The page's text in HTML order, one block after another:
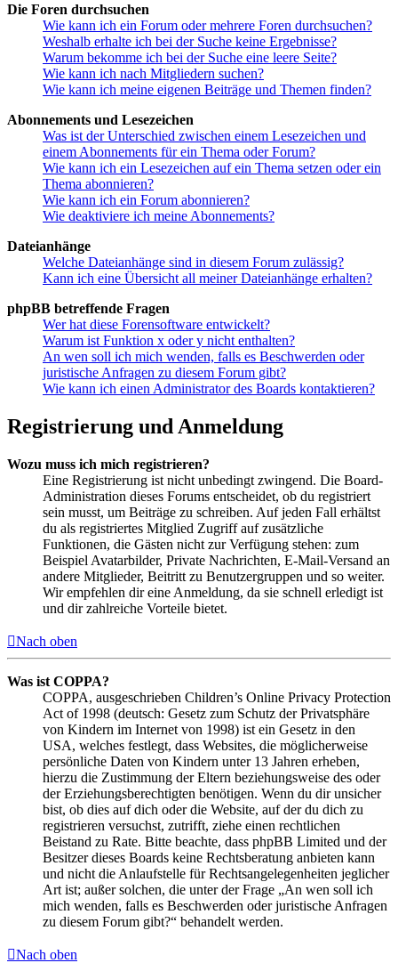
Die Foren durchsuchen
Wie kann ich ein Forum oder mehrere Foren durchsuchen?
Weshalb erhalte ich bei der Suche keine Ergebnisse?
Warum bekomme ich bei der Suche eine leere Seite?
Wie kann ich nach Mitgliedern suchen?
Wie kann ich meine eigenen Beiträge und Themen finden?
Abonnements und Lesezeichen
Was ist der Unterschied zwischen einem Lesezeichen und
einem Abonnements für ein Thema oder Forum?
Wie kann ich ein Lesezeichen auf ein Thema setzen oder ein
Thema abonnieren?
Wie kann ich ein Forum abonnieren?
Wie deaktiviere ich meine Abonnements?
Dateianhänge
Welche Dateianhänge sind in diesem Forum zulässig?
Kann ich eine Übersicht all meiner Dateianhänge erhalten?
phpBB betreffende Fragen
Wer hat diese Forensoftware entwickelt?
Warum ist Funktion x oder y nicht enthalten?
An wen soll ich mich wenden, falls es Beschwerden oder
juristische Anfragen zu diesem Forum gibt?
Wie kann ich einen Administrator des Boards kontaktieren?
Registrierung und Anmeldung
Wozu muss ich mich registrieren?
Eine Registrierung ist nicht unbedingt zwingend. Die Board-
Administration dieses Forums entscheidet, ob du registriert
sein musst, um Beiträge zu schreiben. Auf jeden Fall erhältst
du als registriertes Mitglied Zugriff auf zusätzliche
Funktionen, die Gästen nicht zur Verfügung stehen: zum
Beispiel Avatarbilder, Private Nachrichten, E-Mail-Versand an
andere Mitglieder, Beitritt zu Benutzergruppen und so weiter.
Wir empfehlen dir eine Anmeldung, da sie schnell erledigt ist
und dir zahlreiche Vorteile bietet.
Nach oben
Was ist COPPA?
COPPA, ausgeschrieben Children’s Online Privacy Protection
Act of 1998 (deutsch: Gesetz zum Schutz der Privatsphäre
von Kindern im Internet von 1998) ist ein Gesetz in den
USA, welches festlegt, dass Websites, die möglicherweise
persönliche Daten von Kindern unter 13 Jahren erheben,
hierzu die Zustimmung der Eltern beziehungsweise des oder
der Erziehungsberechtigten benötigen. Wenn du dir unsicher
bist, ob dies auf dich oder die Website, auf der du dich zu
registrieren versuchst, zutrifft, ziehe einen rechtlichen
Beistand zu Rate. Bitte beachte, dass phpBB Limited und der
Besitzer dieses Boards keine Rechtsberatung anbieten kann
und nicht die Anlaufstelle für Rechtsangelegenheiten jeglicher
Art ist; außer solchen, die unter der Frage „An wen soll ich
mich wenden, falls es Beschwerden oder juristische Anfragen
zu diesem Forum gibt?“ behandelt werden.
Nach oben